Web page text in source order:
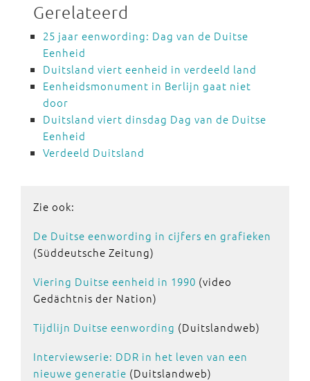
Gerelateerd
25 jaar eenwording: Dag van de Duitse
Eenheid
Duitsland viert eenheid in verdeeld land
Eenheidsmonument in Berlijn gaat niet
door
Duitsland viert dinsdag Dag van de Duitse
Eenheid
Verdeeld Duitsland
Zie ook:
De Duitse eenwording in cijfers en grafieken
(Süddeutsche Zeitung)
Viering Duitse eenheid in 1990 (video
Gedächtnis der Nation)
Tijdlijn Duitse eenwording (Duitslandweb)
Interviewserie: DDR in het leven van een
nieuwe generatie (Duitslandweb)